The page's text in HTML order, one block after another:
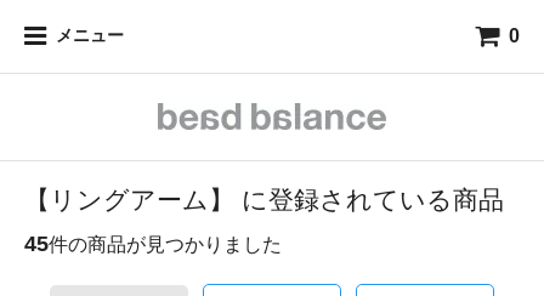
メニュー 0
【リングアーム】 に登録されている商品
45件の商品が見つかりました